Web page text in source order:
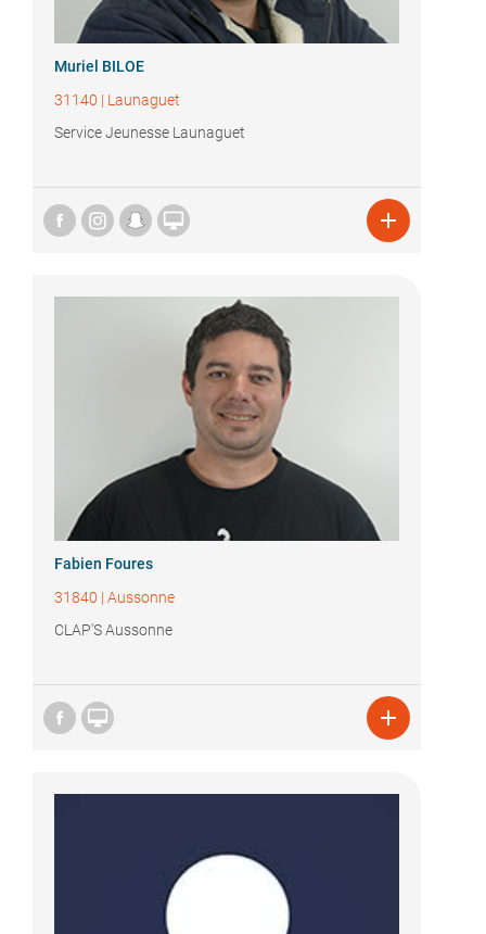
Muriel BILOE
31140 | Launaguet
Service Jeunesse Launaguet
 
Fabien Foures
31840 | Aussonne
CLAP'S Aussonne
 